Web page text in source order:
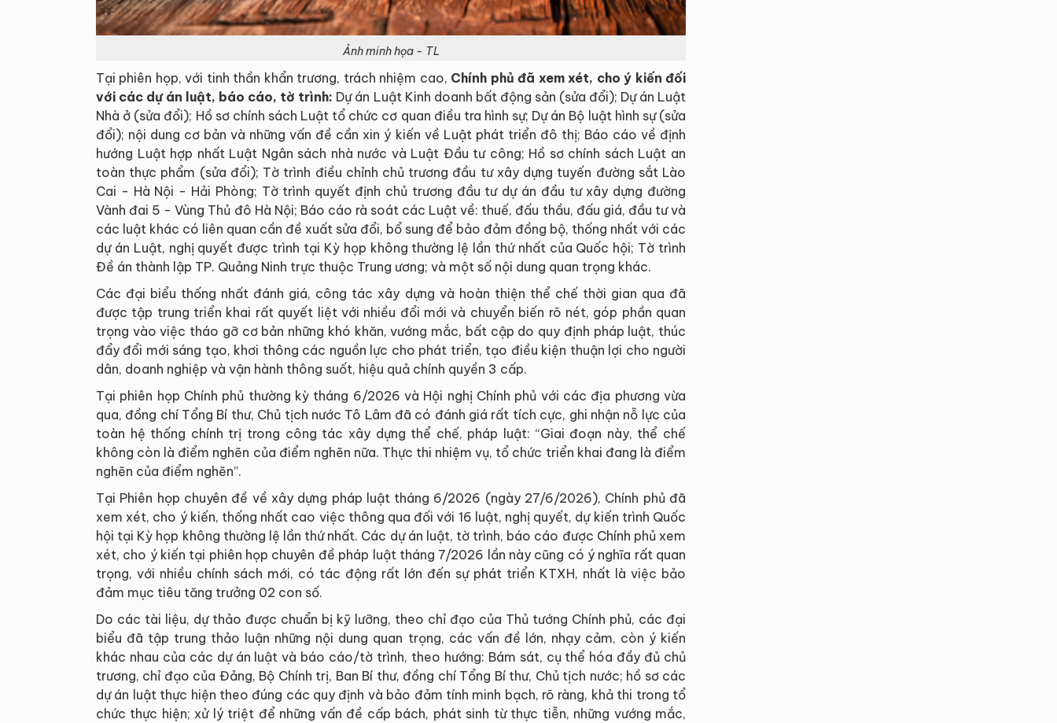
Ảnh minh họa - TL
Tại phiên họp, với tinh thần khẩn trương, trách nhiệm cao, Chính phủ đã xem xét, cho ý kiến đối
với các dự án luật, báo cáo, tờ trình: Dự án Luật Kinh doanh bất động sản (sửa đổi); Dự án Luật
Nhà ở (sửa đổi); Hồ sơ chính sách Luật tổ chức cơ quan điều tra hình sự; Dự án Bộ luật hình sự (sửa
đổi); nội dung cơ bản và những vấn đề cần xin ý kiến về Luật phát triển đô thị; Báo cáo về định
hướng Luật hợp nhất Luật Ngân sách nhà nước và Luật Đầu tư công; Hồ sơ chính sách Luật an
toàn thực phẩm (sửa đổi); Tờ trình điều chỉnh chủ trương đầu tư xây dựng tuyến đường sắt Lào
Cai - Hà Nội - Hải Phòng; Tờ trình quyết định chủ trương đầu tư dự án đầu tư xây dựng đường
Vành đai 5 - Vùng Thủ đô Hà Nội; Báo cáo rà soát các Luật về: thuế, đấu thầu, đấu giá, đầu tư và
các luật khác có liên quan cần đề xuất sửa đổi, bổ sung để bảo đảm đồng bộ, thống nhất với các
dự án Luật, nghị quyết được trình tại Kỳ họp không thường lệ lần thứ nhất của Quốc hội; Tờ trình
Đề án thành lập TP. Quảng Ninh trực thuộc Trung ương; và một số nội dung quan trọng khác.
Các đại biểu thống nhất đánh giá, công tác xây dựng và hoàn thiện thể chế thời gian qua đã
được tập trung triển khai rất quyết liệt với nhiều đổi mới và chuyển biến rõ nét, góp phần quan
trọng vào việc tháo gỡ cơ bản những khó khăn, vướng mắc, bất cập do quy định pháp luật, thúc
đẩy đổi mới sáng tạo, khơi thông các nguồn lực cho phát triển, tạo điều kiện thuận lợi cho người
dân, doanh nghiệp và vận hành thông suốt, hiệu quả chính quyền 3 cấp.
Tại phiên họp Chính phủ thường kỳ tháng 6/2026 và Hội nghị Chính phủ với các địa phương vừa
qua, đồng chí Tổng Bí thư, Chủ tịch nước Tô Lâm đã có đánh giá rất tích cực, ghi nhận nỗ lực của
toàn hệ thống chính trị trong công tác xây dựng thể chế, pháp luật: “Giai đoạn này, thể chế
không còn là điểm nghẽn của điểm nghẽn nữa. Thực thi nhiệm vụ, tổ chức triển khai đang là điểm
nghẽn của điểm nghẽn”.
Tại Phiên họp chuyên đề về xây dựng pháp luật tháng 6/2026 (ngày 27/6/2026), Chính phủ đã
xem xét, cho ý kiến, thống nhất cao việc thông qua đối với 16 luật, nghị quyết, dự kiến trình Quốc
hội tại Kỳ họp không thường lệ lần thứ nhất. Các dự án luật, tờ trình, báo cáo được Chính phủ xem
xét, cho ý kiến tại phiên họp chuyên đề pháp luật tháng 7/2026 lần này cũng có ý nghĩa rất quan
trọng, với nhiều chính sách mới, có tác động rất lớn đến sự phát triển KTXH, nhất là việc bảo
đảm mục tiêu tăng trưởng 02 con số.
Do các tài liệu, dự thảo được chuẩn bị kỹ lưỡng, theo chỉ đạo của Thủ tướng Chính phủ, các đại
biểu đã tập trung thảo luận những nội dung quan trọng, các vấn đề lớn, nhạy cảm, còn ý kiến
khác nhau của các dự án luật và báo cáo/tờ trình, theo hướng: Bám sát, cụ thể hóa đầy đủ chủ
trương, chỉ đạo của Đảng, Bộ Chính trị, Ban Bí thư, đồng chí Tổng Bí thư, Chủ tịch nước; hồ sơ các
dự án luật thực hiện theo đúng các quy định và bảo đảm tính minh bạch, rõ ràng, khả thi trong tổ
chức thực hiện; xử lý triệt để những vấn đề cấp bách, phát sinh từ thực tiễn, những vướng mắc,